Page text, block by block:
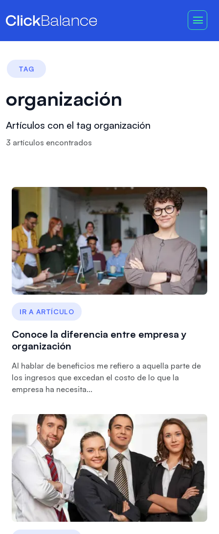
TAG
organización
Artículos con el tag organización
3 artículos encontrados
IR A ARTÍCULO
Conoce la diferencia entre empresa y
organización
Al hablar de beneficios me refiero a aquella parte de
los ingresos que excedan el costo de lo que la
empresa ha necesita...